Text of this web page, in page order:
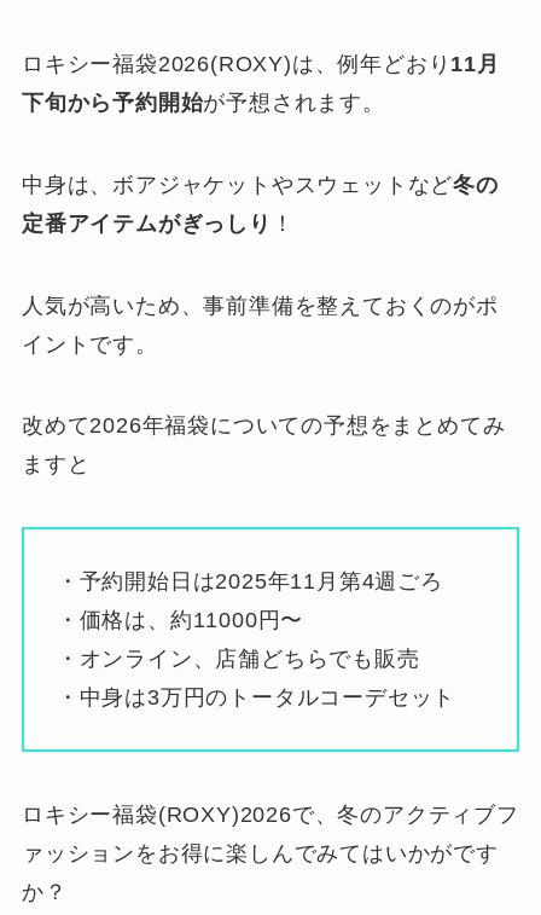
ロキシー福袋2026(ROXY)は、例年どおり 11月
下旬から予約開始が予想されます。
中身は、ボアジャケットやスウェットなど冬の
定番アイテムがぎっしり ！
人気が高いため、事前準備を整えておくのがポ
イントです。
改めて2026年福袋についての予想をまとめてみ
ますと
・予約開始日は2025年11月第4週ごろ
・価格は、約11000円〜
・オンライン、店舗どちらでも販売
・中身は3万円のトータルコーデセット
ロキシー福袋(ROXY)2026で、冬のアクティブフ
ァッションをお得に楽しんでみてはいかがです
か？